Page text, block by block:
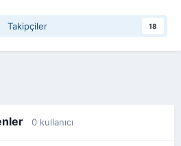
Takipçiler 18
0 kullanıcı